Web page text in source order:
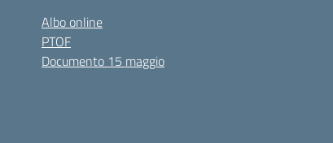
Albo online
PTOF
Documento 15 maggio